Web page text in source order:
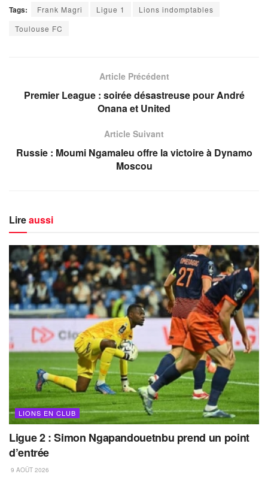
Tags: Frank Magri Ligue 1
Lions indomptables
Toulouse FC
Article Précédent
Premier League : soirée désastreuse pour André
Onana et United
Article Suivant
Russie : Moumi Ngamaleu offre la victoire à Dynamo
Moscou
Lireaussi
LIONS EN CLUB
Ligue 2 : Simon Ngapandouetnbu prend un point
d’entrée
9 AOÛT 2026